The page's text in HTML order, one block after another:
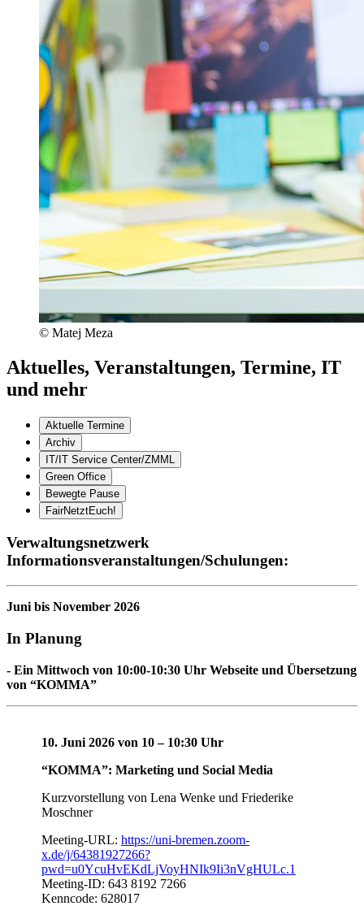
© Matej Meza
Aktuelles, Veranstaltungen, Termine, IT
und mehr
Aktuelle Termine
Archiv
IT/IT Service Center/ZMML
Green Office
Bewegte Pause
FairNetztEuch!
Verwaltungsnetzwerk
Informationsveranstaltungen/Schulungen:
Juni bis November 2026
In Planung
- Ein Mittwoch von 10:00-10:30 Uhr Webseite und Übersetzung
von “KOMMA”
10. Juni 2026 von 10 – 10:30 Uhr
“KOMMA”: Marketing und Social Media
Kurzvorstellung von Lena Wenke und Friederike
Moschner
Meeting-URL: https://uni-bremen.zoom-
x.de/j/64381927266?
pwd=u0YcuHvEKdLjVoyHNIk9Ii3nVgHULc.1
Meeting-ID: 643 8192 7266
Kenncode: 628017